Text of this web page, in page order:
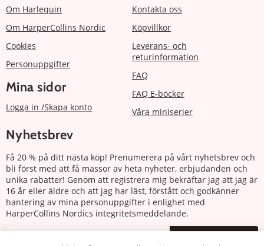
Om Harlequin
Om HarperCollins Nordic
Cookies
Personuppgifter
Mina sidor
Logga in /Skapa konto
Kontakta oss
Köpvillkor
Leverans- och
returinformation
FAQ
FAQ E-böcker
Våra miniserier
Nyhetsbrev
Få 20 % på ditt nästa köp! Prenumerera på vårt nyhetsbrev och
bli först med att få massor av heta nyheter, erbjudanden och
unika rabatter! Genom att registrera mig bekräftar jag att jag är
16 år eller äldre och att jag har läst, förstått och godkänner
hantering av mina personuppgifter i enlighet med
HarperCollins Nordics integritetsmeddelande.